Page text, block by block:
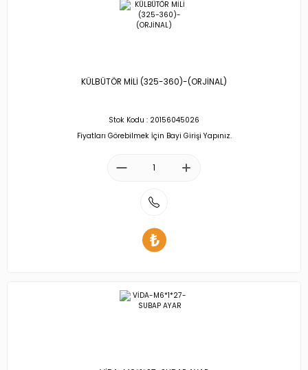
KÜLBÜTÖR MİLİ (325-360)-(ORJİNAL)
Stok Kodu : 20156045026
Fiyatları Görebilmek İçin Bayi Girişi Yapınız.